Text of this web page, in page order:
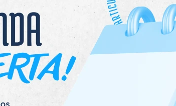
fim de semana de imersão total em
apenas o idioma, enquanto
a timidez. O sucesso foi imediato, e,
a realizar treinamentos em todo o
de suas sessões de imersão,